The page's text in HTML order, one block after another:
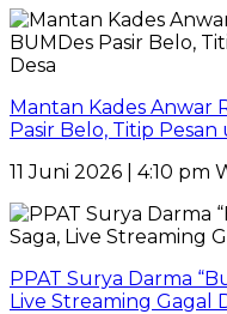
Mantan Kades Anwar
Pasir Belo, Titip
11 Juni 2026 | 4:10 pm
PPAT Surya Darma
Live Streaming Gagal